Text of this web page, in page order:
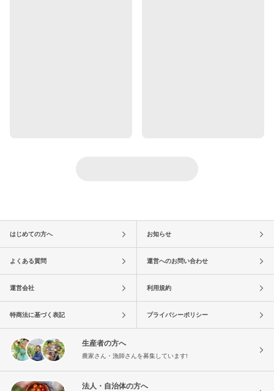
はじめての方へ お知らせ
よくある質問 運営へのお問い合わせ
運営会社 利用規約
特商法に基づく表記 プライバシーポリシー
生産者の方へ
農家さん・漁師さんを募集しています!
法人・自治体の方へ